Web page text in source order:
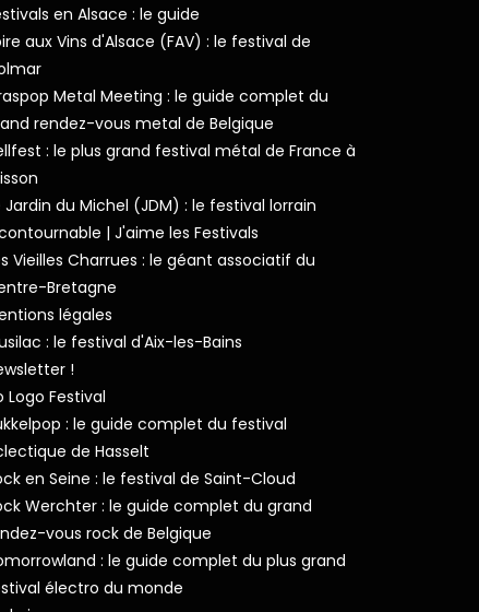
en Alsace : le guide
aux Vins d'Alsace (FAV) : le festival de
Metal Meeting : le guide complet du
rendez-vous metal de Belgique
: le plus grand festival métal de France à
Jardin du Michel (JDM) : le festival lorrain
| J'aime les Festivals
Vieilles Charrues : le géant associatif du
Bretagne
légales
: le festival d'Aix-les-Bains
!
Logo Festival
: le guide complet du festival
de Hasselt
en Seine : le festival de Saint-Cloud
Werchter : le guide complet du grand
vous rock de Belgique
: le guide complet du plus grand
électro du monde